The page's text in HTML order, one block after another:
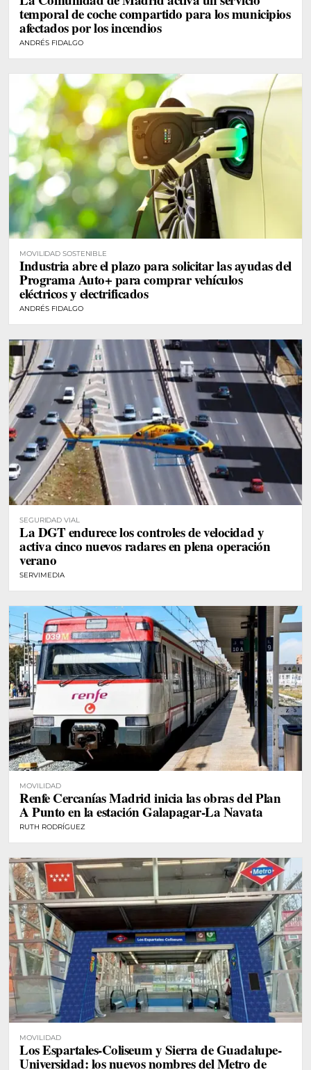
temporal de coche compartido para los municipios
afectados por los incendios
ANDRÉS FIDALGO
MOVILIDAD SOSTENIBLE
Industria abre el plazo para solicitar las ayudas del
Programa Auto+ para comprar vehículos
eléctricos y electrificados
ANDRÉS FIDALGO
SEGURIDAD VIAL
La DGT endurece los controles de velocidad y
activa cinco nuevos radares en plena operación
verano
SERVIMEDIA
MOVILIDAD
Renfe Cercanías Madrid inicia las obras del Plan
A Punto en la estación Galapagar-La Navata
RUTH RODRÍGUEZ
MOVILIDAD
Los Espartales-Coliseum y Sierra de Guadalupe-
Universidad: los nuevos nombres del Metro de